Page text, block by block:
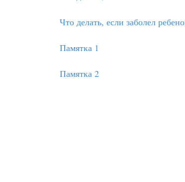
Что делать, если заболел
Памятка 1
Памятка 2